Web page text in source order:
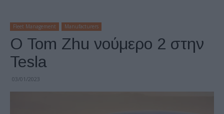
Fleet Management Manufacturers
Ο Tom Zhu νούμερο 2 στην
Tesla
03/01/2023